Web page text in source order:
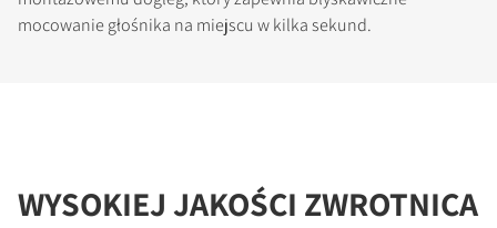
mocowanie głośnika na miejscu w kilka sekund.
WYSOKIEJ JAKOŚCI ZWROTNICA